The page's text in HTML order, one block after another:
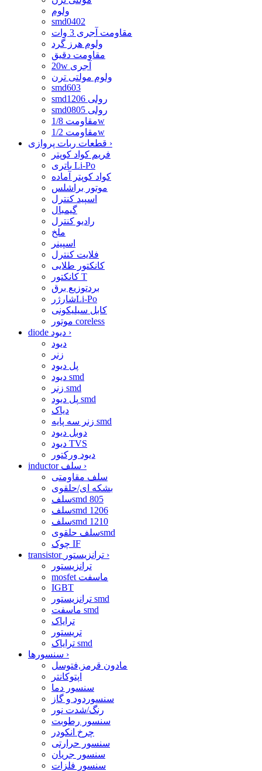
ولوم
smd0402
مقاومت آجری 3 وات
ولوم هرز گرد
مقاومت دقیق
20w آجری
ولوم مولتی ترن
smd603
smd1206 رولی
smd0805 رولی
مقاومت 1/8w
مقاومت 1/2w
›
فریم کواد کوپتر
باتری Li-Po
کواد کوپتر آماده
موتور براشلس
اسپید کنترل
گیمبال
رادیو کنترل
ملخ
اسپینر
فلایت کنترل
کانکتور طلایی
کانکتور T
بردتوزیع برق
شارژرLi-Po
کابل سیلیکونی
موتور coreless
›
دیود
زنر
پل دیود
دیود smd
زنر smd
پل دیود smd
دیاک
زنر سه پایه smd
دوبل دیود
دیود TVS
دیود ورکتور
›
سلف مقاومتی
بشکه ای/حلقوی
سلفsmd 805
سلفsmd 1206
سلفsmd 1210
سلف حلقویsmd
چوک IF
›
ترانزیستور
mosfet ماسفت
IGBT
ترانزیستور smd
ماسفت smd
ترایاک
تریستور
ترایاک smd
›
مادون قرمز,فتوسل
اپتوکانتر
سنسور دما
سنسوردود و گاز
رنگ/شدت نور
سنسور رطوبت
چرخ انکودر
سنسور حرارتی
سنسور جریان
سنسور فلزات